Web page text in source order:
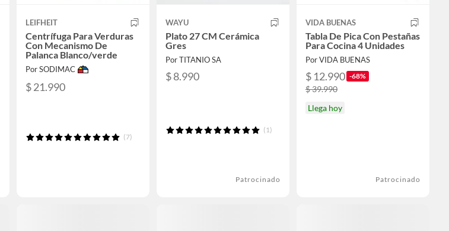
LEIFHEIT
Centrífuga Para Verduras
Con Mecanismo De
Palanca Blanco/verde
Por SODIMAC
$ 21.990
(7)
WAYU
Plato 27 CM Cerámica
Gres
Por TITANIO SA
$ 8.990
(1)
Patrocinado
VIDA BUENAS
Tabla De Pica Con Pestañas
Para Cocina 4 Unidades
Por VIDA BUENAS
$ 12.990 -68%
$ 39.990
Llega hoy
Patrocinado